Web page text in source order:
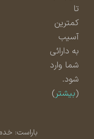
کمترین
آسیب
به دارائی
شما وارد
شود.
بیشتر)
باراست: